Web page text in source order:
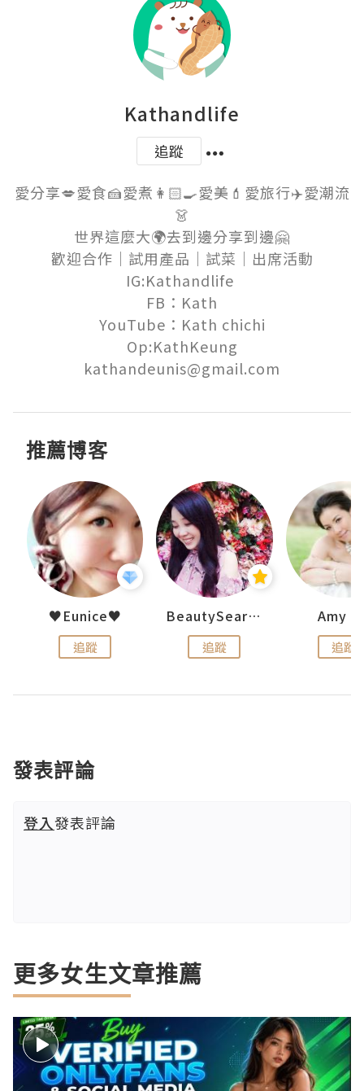
Kathandlife
追蹤
愛分享💋愛食🍰愛煮👩🏻‍🍳愛美💄愛旅行✈️愛潮流
👗
世界這麼大🌍去到邊分享到邊🤗
歡迎合作｜試用產品｜試菜｜出席活動
IG:Kathandlife
FB：Kath
YouTube：Kath chichi
Op:KathKeung
kathandeunis@gmail.com
推薦博客
♥Eunice♥
追蹤
BeautySearch
追蹤
Amy
追蹤
發表評論
登入發表評論
更多女生文章推薦